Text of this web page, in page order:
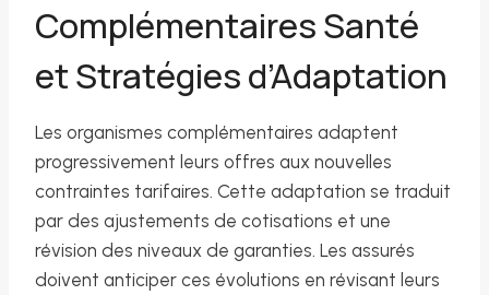
Complémentaires Santé
et Stratégies d’Adaptation
Les organismes complémentaires adaptent
progressivement leurs offres aux nouvelles
contraintes tarifaires. Cette adaptation se traduit
par des ajustements de cotisations et une
révision des niveaux de garanties. Les assurés
doivent anticiper ces évolutions en révisant leurs